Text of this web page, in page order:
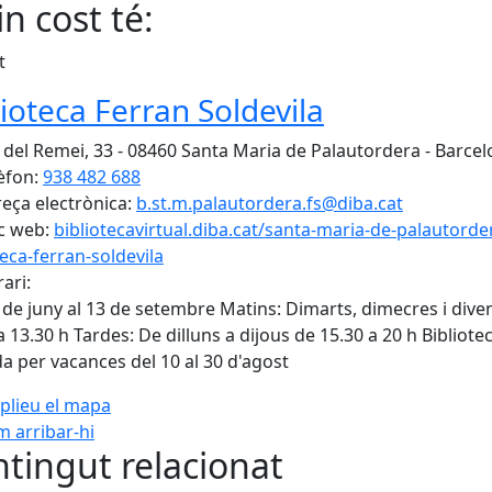
cost té:
Ferran Soldevila
del Remei, 33 - 08460 Santa Maria de Palautordera -
938 482 688
electrònica: b.st.m.palautordera.fs@diba.cat
web: bibliotecavirtual.diba.cat/santa-maria-de-
ferran-soldevila
de juny al 13 de setembre Matins: Dimarts, dimecres i
13.30 h Tardes: De dilluns a dijous de 15.30 a 20 h
per vacances del 10 al 30 d'agost
el mapa
arribar-hi
relacionat